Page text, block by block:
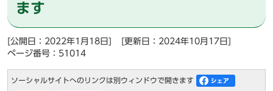
ます
[公開日：2022年1月18日]
[更新日：2024年10月17日]
ページ番号：51014
ソーシャルサイトへのリンクは別ウィンドウで開きます